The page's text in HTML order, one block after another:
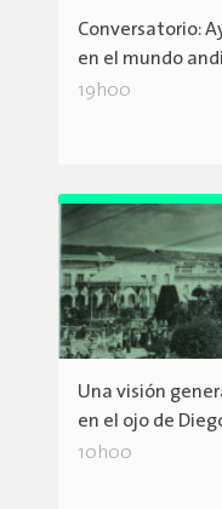
Conversatorio:
en el mundo
19h00
Una visión
en el ojo de
10h00